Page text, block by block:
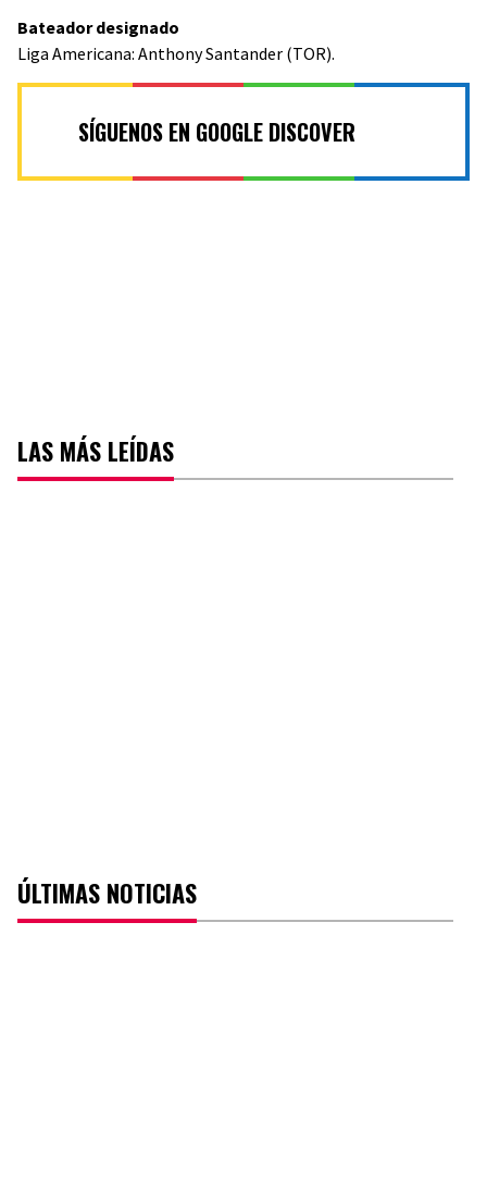
Bateador designado
Liga Americana: Anthony Santander (TOR).
SÍGUENOS EN GOOGLE DISCOVER
LAS MÁS LEÍDAS
ÚLTIMAS NOTICIAS